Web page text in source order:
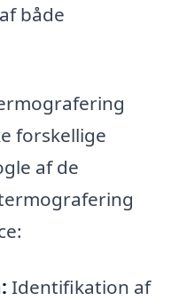
både
forskellige
af de
Identifikation af